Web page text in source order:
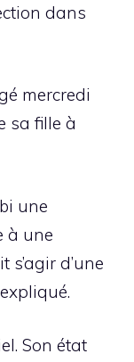
dans
mercredi
sa fille à
une
à une
s’agir d’une
Son état